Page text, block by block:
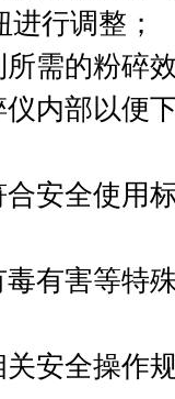
行调整；
需的粉碎
内部以便
安全使用
有害等特
安全操作